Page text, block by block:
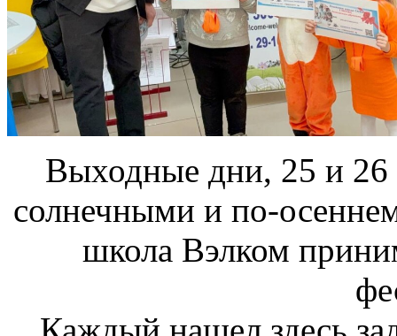
Выходные дни, 25 и 26
солнечными и по-
школа Вэлком